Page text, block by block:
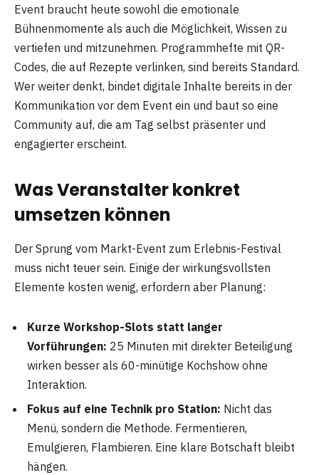
Event braucht heute sowohl die emotionale
Bühnenmomente als auch die Möglichkeit, Wissen zu
vertiefen und mitzunehmen. Programmhefte mit QR-
Codes, die auf Rezepte verlinken, sind bereits Standard.
Wer weiter denkt, bindet digitale Inhalte bereits in der
Kommunikation vor dem Event ein und baut so eine
Community auf, die am Tag selbst präsenter und
engagierter erscheint.
Was Veranstalter konkret
umsetzen können
Der Sprung vom Markt-Event zum Erlebnis-Festival
muss nicht teuer sein. Einige der wirkungsvollsten
Elemente kosten wenig, erfordern aber Planung:
Kurze Workshop-Slots statt langer
Vorführungen: 25 Minuten mit direkter Beteiligung
wirken besser als 60-minütige Kochshow ohne
Interaktion.
Fokus auf eine Technik pro Station: Nicht das
Menü, sondern die Methode. Fermentieren,
Emulgieren, Flambieren. Eine klare Botschaft bleibt
hängen.